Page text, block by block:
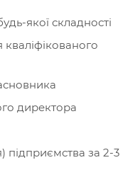
якої складності
директора
підприємства за 2-3